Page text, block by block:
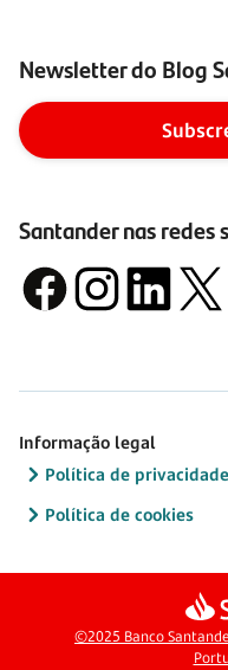
Newsletter do Blog
Santander nas redes
Informação legal
Política de privacidade
Política de cookies
©2025 Banco